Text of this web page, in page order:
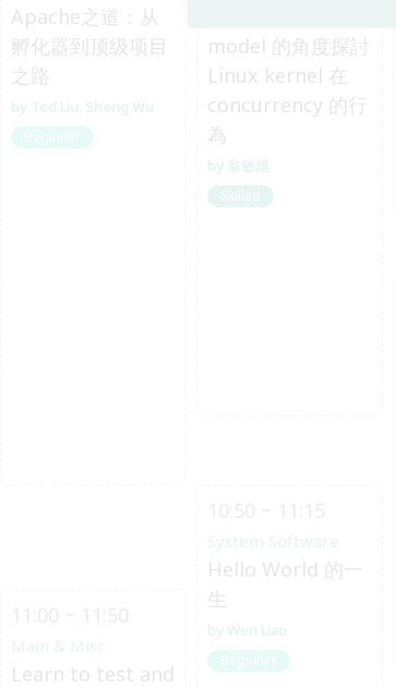
Apache之道：从
孵化器到顶级项目
之路
Ted Liu Sheng Wu
Beginner
model 的角度探討
Linux kernel 在
concurrency 的行
為
翁敏維
Skilled
System Software
Hello World 的一
生
Wen Liao
Beginner
Main & Misc.
Learn to test and